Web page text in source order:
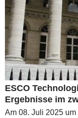
ESCO
Ergebnisse im
Am 08. Juli 2025